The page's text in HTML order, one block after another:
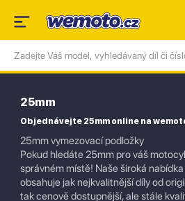
25mm
Objednávejte 25mm online na
25mm vymezovací podložky
Pokud hledáte 25mm pro váš
správném místě! Naše široká
obsahuje jak nejkvalitnější díly od
tak cenově dostupnější, ale stále